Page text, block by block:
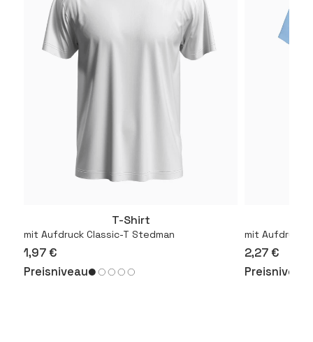
Mehr
T-Shirt
mit Aufdruck Classic-T Stedman
1,97 €
Preisniveau
mit Aufdruck
2,27 €
Preisniveau